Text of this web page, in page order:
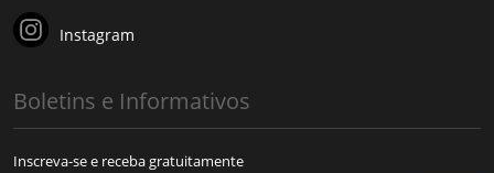
Instagram
Boletins e Informativos
Inscreva-se e receba gratuitamente